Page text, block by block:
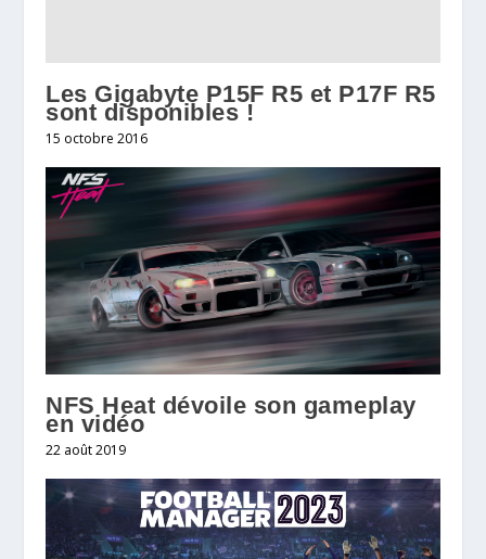
Les Gigabyte P15F R5 et P17F R5
sont disponibles !
15 octobre 2016
NFS Heat dévoile son gameplay
en vidéo
22 août 2019